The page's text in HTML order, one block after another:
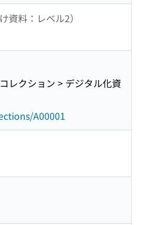
資料：レベル2）
レクション > デジタル化資
A00001